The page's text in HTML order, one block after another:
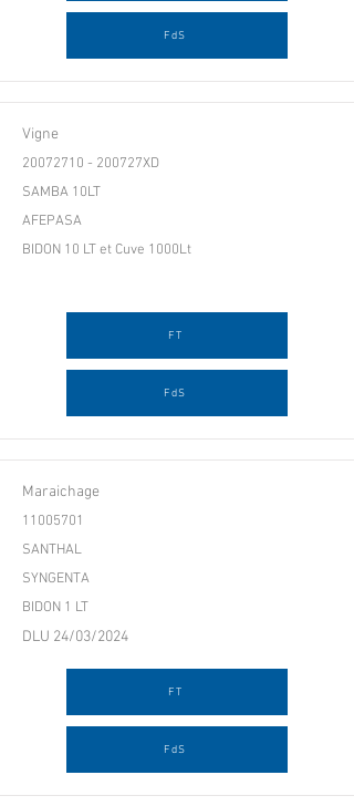
FdS
Vigne
20072710 - 200727XD
SAMBA 10LT
AFEPASA
BIDON 10 LT et Cuve 1000Lt
FT
FdS
Maraichage
11005701
SANTHAL
SYNGENTA
BIDON 1 LT
DLU 24/03/2024
FT
FdS